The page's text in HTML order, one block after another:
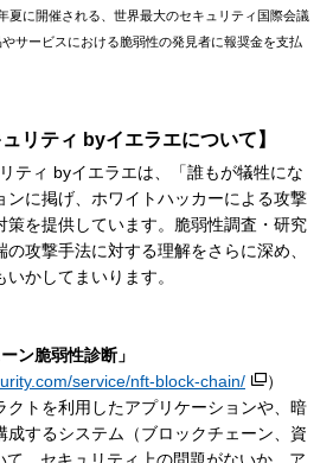
夏に開催される、世界最大のセキュリティ国際会議
サービスにおける脆弱性の発見者に報奨金を支払
リティ byイエラエについて】
ティ byイエラエは、「誰もが犠牲にな
ンに掲げ、ホワイトハッカーによる攻撃
策を提供しています。脆弱性調査・研究
攻撃手法に対する理解をさらに深め、
かしてまいります。
ン脆弱性診断」
service/nft-block-chain/
）
クトを利用したアプリケーションや、暗
成するシステム（ブロックチェーン、資
、セキュリティ上の問題がないか、ア